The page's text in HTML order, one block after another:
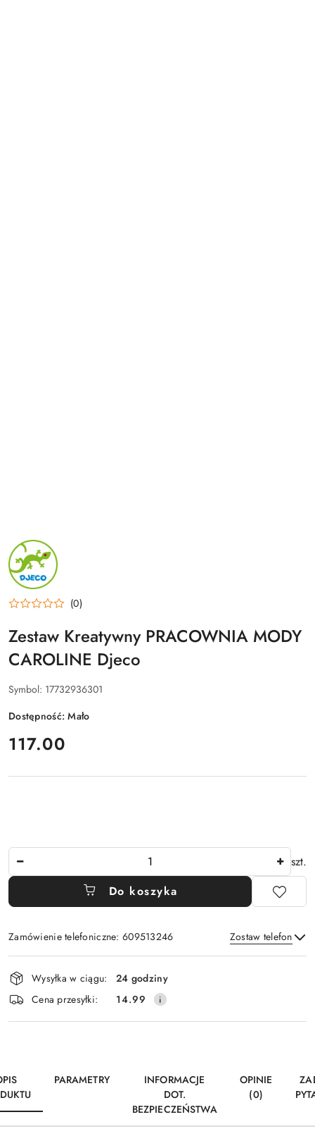
NAZWA
PRODUCENTA:
DJECO
(0)
Zestaw Kreatywny PRACOWNIA MODY
CAROLINE Djeco
Symbol: 17732936301
Dostępność:Mało
cena:
117.00
szt.
Do koszyka
Zamówienie telefoniczne: 609513246 Zostaw telefon
Wyślij
Dostępność
i
dostawa
Wysyłka w ciągu:
24 godziny
Cena przesyłki:
14.99
PARAMETRY
INFORMACJE
DOT.
BEZPIECZEŃSTWA
OPINIE
(0)